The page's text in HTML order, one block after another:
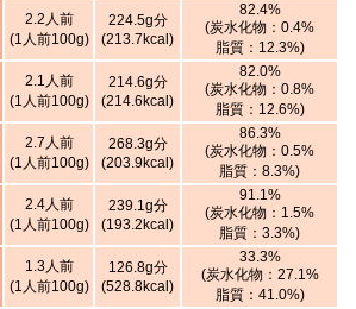
2.2人前
(1人前100g)
224.5g分
(213.7kcal)
82.4%
(炭水化物：0.4%
脂質：12.3%)
2.1人前
(1人前100g)
214.6g分
(214.6kcal)
82.0%
(炭水化物：0.8%
脂質：12.6%)
2.7人前
(1人前100g)
268.3g分
(203.9kcal)
86.3%
(炭水化物：0.5%
脂質：8.3%)
2.4人前
(1人前100g)
239.1g分
(193.2kcal)
91.1%
(炭水化物：1.5%
脂質：3.3%)
1.3人前
(1人前100g)
126.8g分
(528.8kcal)
33.3%
(炭水化物：27.1%
脂質：41.0%)